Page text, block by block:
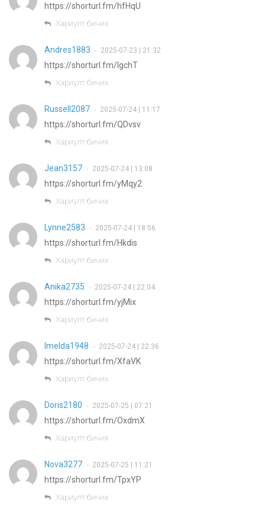
https://shorturl.fm/hfHqU
Хариулт бичих
Andres1883 • 2025-07-23 | 21:32
https://shorturl.fm/IgchT
Хариулт бичих
Russell2087 • 2025-07-24 | 11:17
https://shorturl.fm/QDvsv
Хариулт бичих
Jean3157 • 2025-07-24 | 13:08
https://shorturl.fm/yMqy2
Хариулт бичих
Lynne2583 • 2025-07-24 | 18:56
https://shorturl.fm/Hkdis
Хариулт бичих
Anika2735 • 2025-07-24 | 22:04
https://shorturl.fm/yjMix
Хариулт бичих
Imelda1948 • 2025-07-24 | 22:36
https://shorturl.fm/XfaVK
Хариулт бичих
Doris2180 • 2025-07-25 | 07:21
https://shorturl.fm/OxdmX
Хариулт бичих
Nova3277 • 2025-07-25 | 11:21
https://shorturl.fm/TpxYP
Хариулт бичих